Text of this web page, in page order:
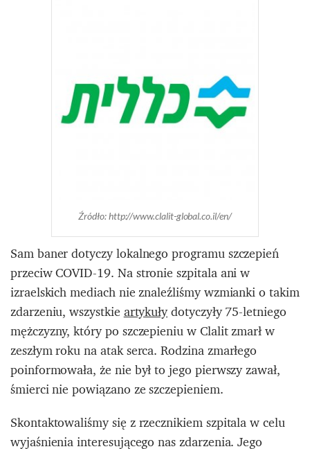
Źródło: http://www.clalit-global.co.il/en/
Sam baner dotyczy lokalnego programu szczepień
przeciw COVID-19. Na stronie szpitala ani w
izraelskich mediach nie znaleźliśmy wzmianki o takim
zdarzeniu, wszystkieartykułydotyczyły 75-letniego
mężczyzny, który po szczepieniu w Clalit zmarł w
zeszłym roku na atak serca. Rodzina zmarłego
poinformowała, że nie był to jego pierwszy zawał,
śmierci nie powiązano ze szczepieniem.
Skontaktowaliśmy się z rzecznikiem szpitala w celu
wyjaśnienia interesującego nas zdarzenia. Jego